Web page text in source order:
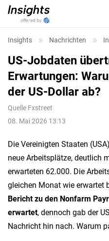
Insights Nachrichten
US-Jobdaten
Erwartungen:
der US-Dollar ab?
Quelle Fxstreet
08. Mai 2026 13:13
Die Vereinigten Staaten
neue Arbeitsplätze, deutlich
erwarteten 62.000. Die
gleichen Monat wie erwartet
Bericht zu den Nonfarm
erwartet, dennoch gab der
Nachricht hin nach. Warum